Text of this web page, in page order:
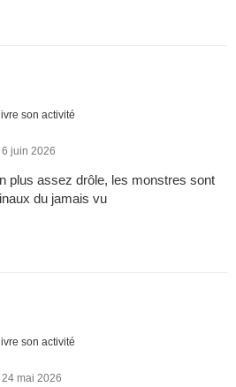
son activité
juin 2026
plus assez drôle, les monstres sont
du jamais vu
son activité
mai 2026